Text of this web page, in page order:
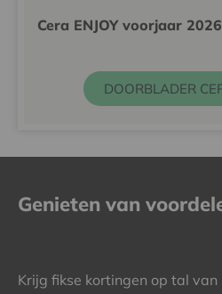
Cera ENJOY voorjaar 2026
DOORBLADER
Genieten van
Krijg fikse kortingen op tal